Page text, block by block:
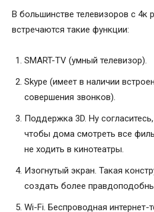
В большинстве телевизоров с 4к
встречаются такие функции:
SMART-TV (умный телевизор).
Skype (имеет в наличии
совершения звонков).
Поддержка 3D. Ну
чтобы дома смотреть все
не ходить в кинотеатры.
Изогнутый экран. Такая
создать более
Wi-Fi. Беспроводная интернет-